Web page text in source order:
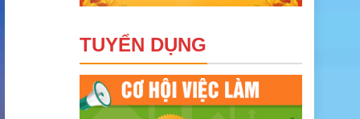
TUYỂN DỤNG